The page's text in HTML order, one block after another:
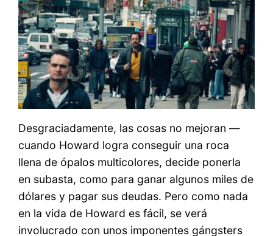
Desgraciadamente, las cosas no mejoran —
cuando Howard logra conseguir una roca
llena de ópalos multicolores, decide ponerla
en subasta, como para ganar algunos miles de
dólares y pagar sus deudas. Pero como nada
en la vida de Howard es fácil, se verá
involucrado con unos imponentes gángsters